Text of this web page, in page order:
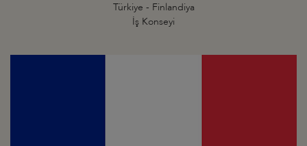
Türkiye - Finlandiya
İş Konseyi